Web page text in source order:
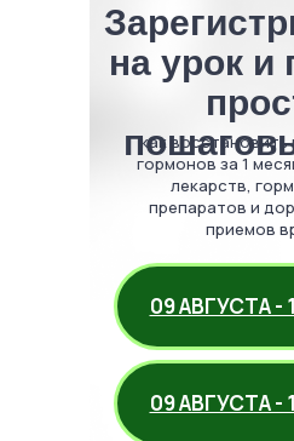
на урок и
как восстановить
гормонов за 1
лекарств,
препаратов и
приемов
09 АВГУСТА -
09 АВГУСТА -